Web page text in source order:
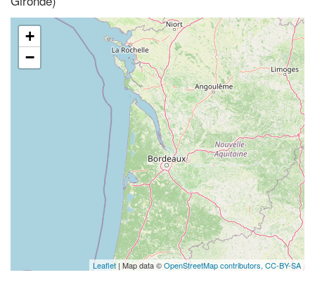
+
−
Leaflet | Map data ©OpenStreetMap contributors, CC-BY-SA